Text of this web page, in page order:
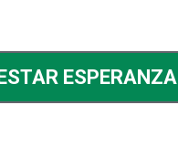
ESPERANZA